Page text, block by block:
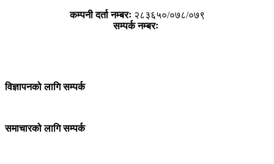
कम्पनी दर्ता नम्बरः२८३६५०/०७८/०७९
सम्पर्क नम्बरः
विज्ञापनको लागि सम्पर्क
समाचारको लागि सम्पर्क